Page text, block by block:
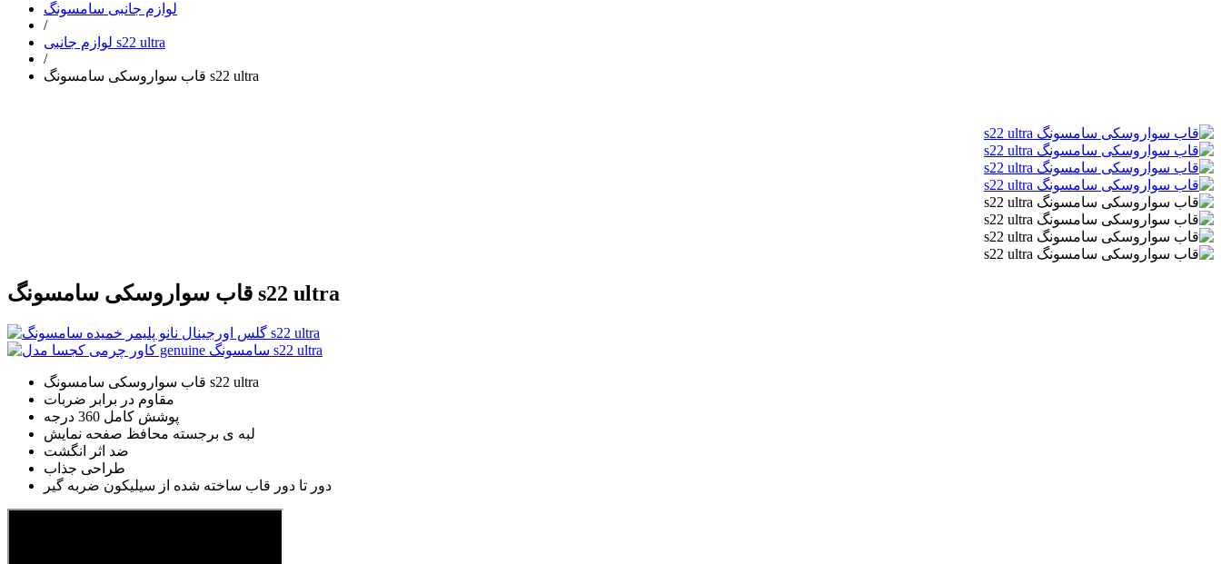
لوازم جانبی سامسونگ
/
لوازم جانبی s22 ultra
/
قاب سواروسکی سامسونگ s22 ultra
قاب سواروسکی سامسونگ s22 ultra
قاب سواروسکی سامسونگ s22 ultra
مقاوم در برابر ضربات
پوشش کامل 360 درجه
لبه ی برجسته محافظ صفحه نمایش
ضد اثر انگشت
طراحی جذاب
دور تا دور قاب ساخته شده از سیلیکون ضربه گیر